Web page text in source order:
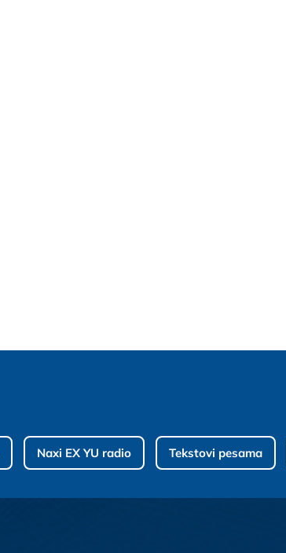
Naxi EX YU radio Tekstovi pesama